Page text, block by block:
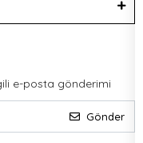
e-posta gönderimi
Gönder